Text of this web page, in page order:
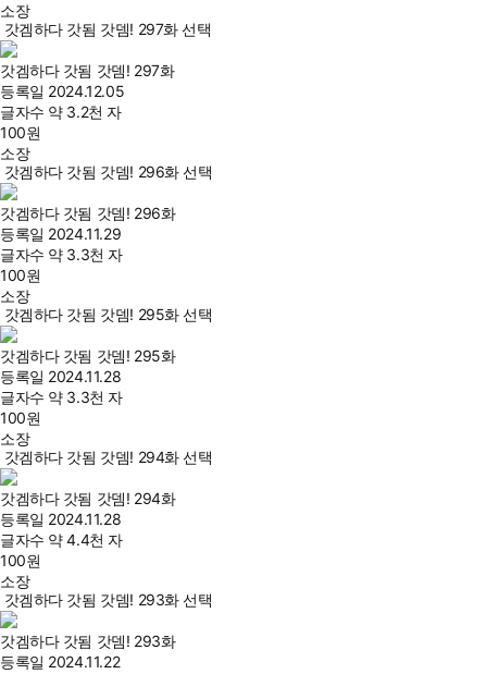
소장
갓겜하다 갓됨 갓뎀! 297화 선택
갓겜하다 갓됨 갓뎀! 297화
등록일 2024.12.05
글자수 약 3.2천 자
100원
소장
갓겜하다 갓됨 갓뎀! 296화 선택
갓겜하다 갓됨 갓뎀! 296화
등록일 2024.11.29
글자수 약 3.3천 자
100원
소장
갓겜하다 갓됨 갓뎀! 295화 선택
갓겜하다 갓됨 갓뎀! 295화
등록일 2024.11.28
글자수 약 3.3천 자
100원
소장
갓겜하다 갓됨 갓뎀! 294화 선택
갓겜하다 갓됨 갓뎀! 294화
등록일 2024.11.28
글자수 약 4.4천 자
100원
소장
갓겜하다 갓됨 갓뎀! 293화 선택
갓겜하다 갓됨 갓뎀! 293화
등록일 2024.11.22